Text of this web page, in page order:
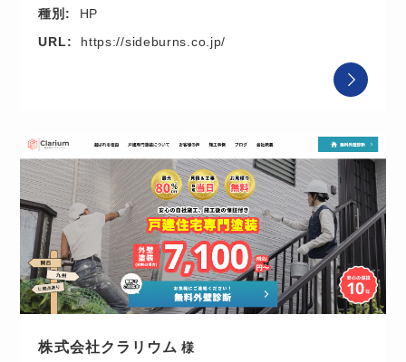
種別:
HP
URL:
https://sideburns.co.jp/
株式会社クラリウム